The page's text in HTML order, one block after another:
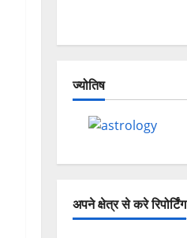
ज्योतिष
अपने क्षेत्र से करे रिपोर्टिंग